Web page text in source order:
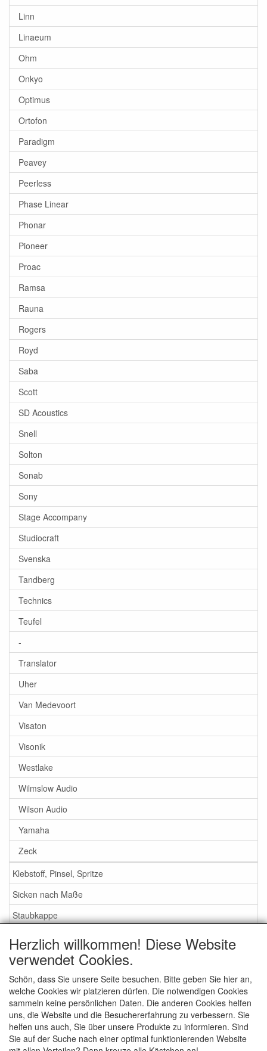
Linn
Linaeum
Ohm
Onkyo
Optimus
Ortofon
Paradigm
Peavey
Peerless
Phase Linear
Phonar
Pioneer
Proac
Ramsa
Rauna
Rogers
Royd
Saba
Scott
SD Acoustics
Snell
Solton
Sonab
Sony
Stage Accompany
Studiocraft
Svenska
Tandberg
Technics
Teufel
-
Translator
Uher
Van Medevoort
Visaton
Visonik
Westlake
Wilmslow Audio
Wilson Audio
Yamaha
Zeck
Klebstoff, Pinsel, Spritze
Sicken nach Maße
Staubkappe
Service
Schaumstoff oder Gummi Sicken?
Wichtig bei Bestellung
Nachrichten
Herzlich willkommen! Diese Website
verwendet Cookies.
Schön, dass Sie unsere Seite besuchen. Bitte geben Sie hier an,
welche Cookies wir platzieren dürfen. Die notwendigen Cookies
sammeln keine persönlichen Daten. Die anderen Cookies helfen
uns, die Website und die Besuchererfahrung zu verbessern. Sie
helfen uns auch, Sie über unsere Produkte zu informieren. Sind
Sie auf der Suche nach einer optimal funktionierenden Website